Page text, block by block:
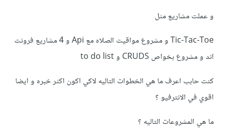
و عملت مشاريع مثل
Tic-Tac-Toe و مشروع مواقيت الصلاه مع Api و 4 مشاريع فرونت
اند و مشروع بخواص CRUDS و to do list
كنت حابب اعرف ما هي الخطوات التاليه لاكي اكون اكثر خبره و ايضا
اقوي في الانترفيو ؟
ما هي المشروعات التاليه ؟